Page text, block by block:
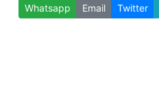
Whatsapp Email Twitter